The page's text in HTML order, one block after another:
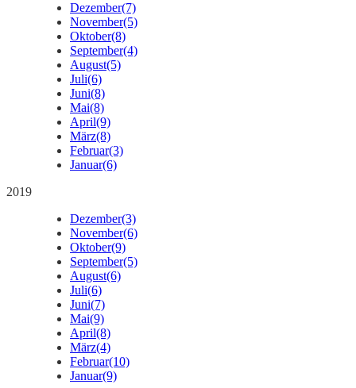
Dezember(7)
November(5)
Oktober(8)
September(4)
August(5)
Juli(6)
Juni(8)
Mai(8)
April(9)
März(8)
Februar(3)
Januar(6)
2019
Dezember(3)
November(6)
Oktober(9)
September(5)
August(6)
Juli(6)
Juni(7)
Mai(9)
April(8)
März(4)
Februar(10)
Januar(9)